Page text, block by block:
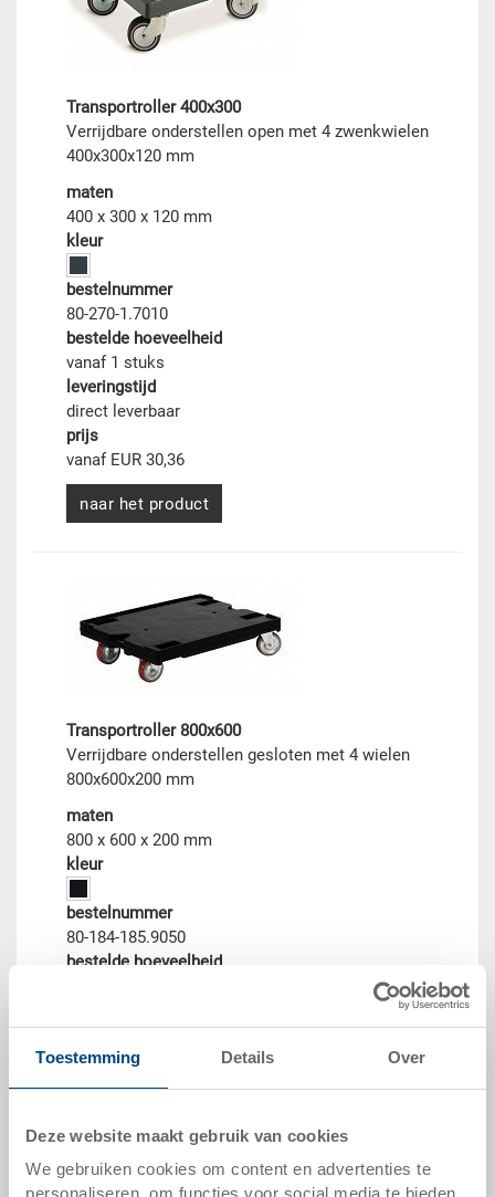
Toestemming Details Over
Deze website maakt gebruik van cookies
We gebruiken cookies om content en advertenties te
personaliseren, om functies voor social media te bieden
Transportroller 400x300
Verrijdbare onderstellen open met 4 zwenkwielen
400x300x120 mm
maten
400 x 300 x 120 mm
kleur
bestelnummer
80-270-1.7010
bestelde hoeveelheid
vanaf 1 stuks
leveringstijd
direct leverbaar
prijs
vanaf EUR 30,36
naar het product
Transportroller 800x600
Verrijdbare onderstellen gesloten met 4 wielen
800x600x200 mm
maten
800 x 600 x 200 mm
kleur
bestelnummer
80-184-185.9050
bestelde hoeveelheid
direct leverbaar
prijs
vanaf EUR 60,63
naar het product